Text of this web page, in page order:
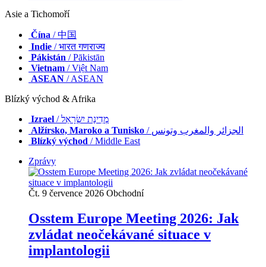
Asie a Tichomoří
Čína / 中国
Indie / भारत गणराज्य
Pákistán / Pākistān
Vietnam / Việt Nam
ASEAN / ASEAN
Blízký východ & Afrika
Izrael
/ מְדִינַת יִשְׂרָאֵל
Alžírsko, Maroko a Tunisko
/ الجزائر والمغرب وتونس
Blízký východ / Middle East
Zprávy
Čt. 9 července 2026 Obchodní
Osstem Europe Meeting 2026: Jak
zvládat neočekávané situace v
implantologii